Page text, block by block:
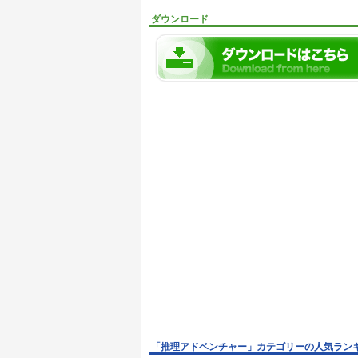
ダウンロード
「推理アドベンチャー」カテゴリーの人気ラン